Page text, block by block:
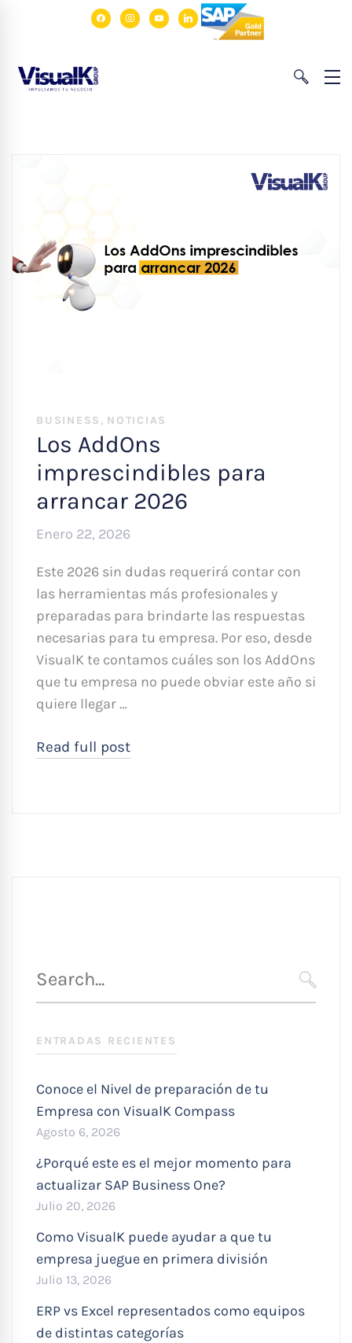
facebookinstagram
youtubelinkedin
BUSINESS , NOTICIAS
Los AddOns
imprescindibles para
arrancar 2026
Enero 22, 2026
Este 2026 sin dudas requerirá contar con
las herramientas más profesionales y
preparadas para brindarte las respuestas
necesarias para tu empresa. Por eso, desde
VisualK te contamos cuáles son los AddOns
que tu empresa no puede obviar este año si
quiere llegar …
Read full post
para
ENTRADAS RECIENTES
Conoce el Nivel de preparación de tu
Empresa con VisualK Compass
Agosto 6, 2026
¿Porqué este es el mejor momento para
actualizar SAP Business One?
Julio 20, 2026
Como VisualK puede ayudar a que tu
empresa juegue en primera división
Julio 13, 2026
ERP vs Excel representados como equipos
de distintas categorías